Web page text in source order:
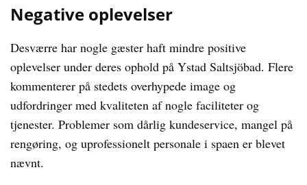
Negative oplevelser
Desværre har nogle gæster haft mindre positive
oplevelser under deres ophold på Ystad Saltsjöbad. Flere
kommenterer på stedets overhypede image og
udfordringer med kvaliteten af nogle faciliteter og
tjenester. Problemer som dårlig kundeservice, mangel på
rengøring, og uprofessionelt personale i spaen er blevet
nævnt.